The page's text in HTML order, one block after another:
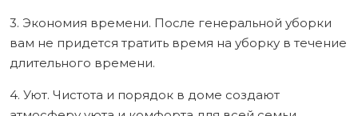
3. Экономия времени. После генеральной уборки
вам не придется тратить время на уборку в течение
длительного времени.
4. Уют. Чистота и порядок в доме создают